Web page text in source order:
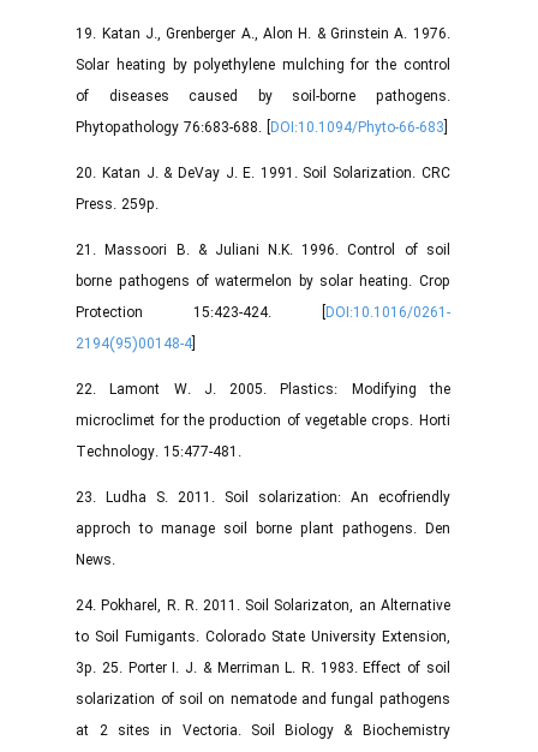
19. Katan J., Grenberger A., Alon H. & Grinstein A. 1976.
Solar heating by polyethylene mulching for the control
of diseases caused by soil-borne pathogens.
Phytopathology 76:683-688. [DOI:10.1094/Phyto-66-683
20. Katan J. & DeVay J. E. 1991. Soil Solarization. CRC
Press. 259p.
21. Massoori B. & Juliani N.K. 1996. Control of soil
borne pathogens of watermelon by solar heating. Crop
Protection 15:423-424. [DOI:10.1016/0261-
2194(95)00148-4
22. Lamont W. J. 2005. Plastics: Modifying the
microclimet for the production of vegetable crops. Horti
Technology. 15:477-481.
23. Ludha S. 2011. Soil solarization: An ecofriendly
approch to manage soil borne plant pathogens. Den
News.
24. Pokharel, R. R. 2011. Soil Solarizaton, an Alternative
to Soil Fumigants. Colorado State University Extension,
3p. 25. Porter I. J. & Merriman L. R. 1983. Effect of soil
solarization of soil on nematode and fungal pathogens
at 2 sites in Vectoria. Soil Biology & Biochemistry